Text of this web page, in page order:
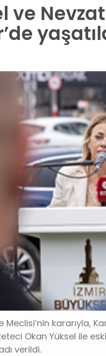
ve
Meclisi’nin kararıyla,
Okan Yüksel ile
verildi.